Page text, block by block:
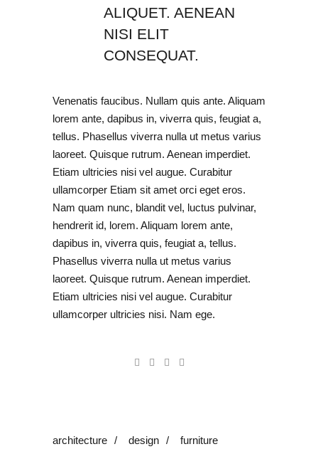
ALIQUET. AENEAN
NISI ELIT
CONSEQUAT.
Venenatis faucibus. Nullam quis ante. Aliquam
lorem ante, dapibus in, viverra quis, feugiat a,
tellus. Phasellus viverra nulla ut metus varius
laoreet. Quisque rutrum. Aenean imperdiet.
Etiam ultricies nisi vel augue. Curabitur
ullamcorper Etiam sit amet orci eget eros.
Nam quam nunc, blandit vel, luctus pulvinar,
hendrerit id, lorem. Aliquam lorem ante,
dapibus in, viverra quis, feugiat a, tellus.
Phasellus viverra nulla ut metus varius
laoreet. Quisque rutrum. Aenean imperdiet.
Etiam ultricies nisi vel augue. Curabitur
ullamcorper ultricies nisi. Nam ege.
architecture / design / furniture